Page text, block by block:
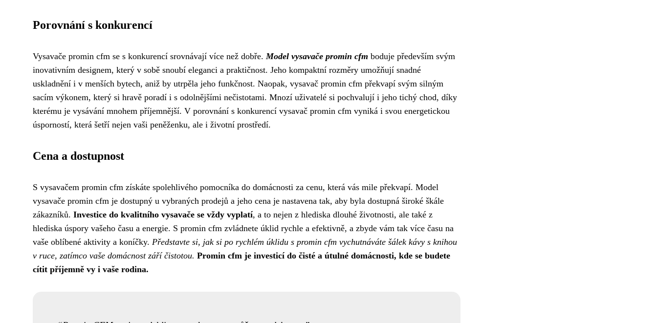
Porovnání s konkurencí
Vysavače promin cfm se s konkurencí srovnávají více než dobře.Model vysavače promin cfm boduje především svým
inovativním designem, který v sobě snoubí eleganci a praktičnost. Jeho kompaktní rozměry umožňují snadné
uskladnění i v menších bytech, aniž by utrpěla jeho funkčnost. Naopak, vysavač promin cfm překvapí svým silným
sacím výkonem, který si hravě poradí i s odolnějšími nečistotami. Mnozí uživatelé si pochvalují i jeho tichý chod, díky
kterému je vysávání mnohem příjemnější. V porovnání s konkurencí vysavač promin cfm vyniká i svou energetickou
úsporností, která šetří nejen vaši peněženku, ale i životní prostředí.
Cena a dostupnost
S vysavačem promin cfm získáte spolehlivého pomocníka do domácnosti za cenu, která vás mile překvapí. Model
vysavače promin cfm je dostupný u vybraných prodejů a jeho cena je nastavena tak, aby byla dostupná široké škále
zákazníků. Investice do kvalitního vysavače se vždy vyplatí, a to nejen z hlediska dlouhé životnosti, ale také z
hlediska úspory vašeho času a energie. S promin cfm zvládnete úklid rychle a efektivně, a zbyde vám tak více času na
vaše oblíbené aktivity a koníčky. Představte si, jak si po rychlém úklidu s promin cfm vychutnáváte šálek kávy s knihou
v ruce, zatímco vaše domácnost září čistotou. Promin cfm je investicí do čisté a útulné domácnosti, kde se budete
cítit příjemně vy i vaše rodina.